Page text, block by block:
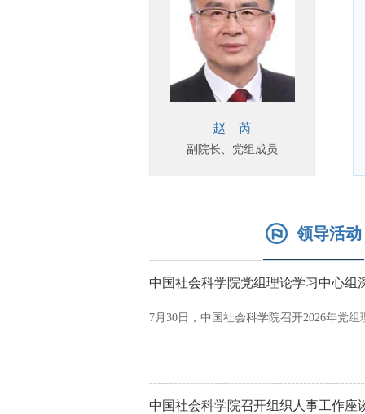
赵 芮
副院长、党组成员
领导活动
中国社会科学院党组理论学习中心
7月30日，中国社会科学院召开2026年党
中国社会科学院召开组织人事工作座